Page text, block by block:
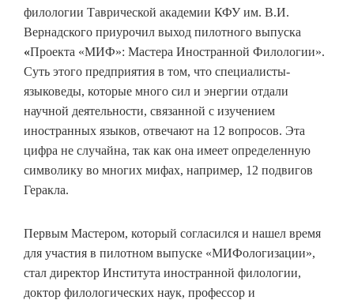
филологии Таврической академии КФУ им. В.И.
Вернадского приурочил выход пилотного выпуска
«Проекта «МИФ»: Мастера Иностранной Филологии».
Суть этого предприятия в том, что специалисты-
языковеды, которые много сил и энергии отдали
научной деятельности, связанной с изучением
иностранных языков, отвечают на 12 вопросов. Эта
цифра не случайна, так как она имеет определенную
символику во многих мифах, например, 12 подвигов
Геракла.
Первым Мастером, который согласился и нашел время
для участия в пилотном выпуске «МИФологизации»,
стал директор Института иностранной филологии,
доктор филологических наук, профессор и